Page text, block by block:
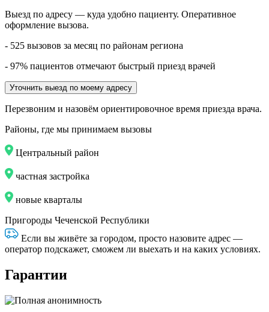
Выезд по адресу — куда удобно пациенту. Оперативное
оформление вызова.
- 525 вызовов за месяц по районам региона
- 97% пациентов отмечают быстрый приезд врачей
Уточнить выезд по моему адресу
Перезвоним и назовём ориентировочное время приезда врача.
Районы, где мы принимаем вызовы
Центральный район
частная застройка
новые кварталы
Пригороды Чеченской Республики
Если вы живёте за городом, просто назовите адрес —
оператор подскажет, сможем ли выехать и на каких условиях.
Гарантии